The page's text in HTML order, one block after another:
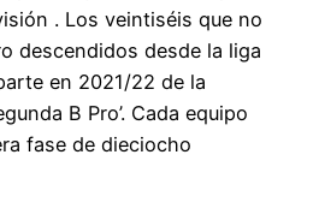
. Los veintiséis que no
descendidos desde la liga
en 2021/22 de la
B Pro’. Cada equipo
fase de dieciocho